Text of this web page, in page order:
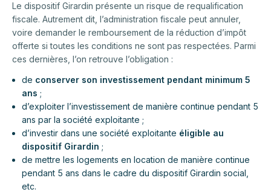
Le dispositif Girardin présente un risque de requalification
fiscale. Autrement dit, l’administration fiscale peut annuler,
voire demander le remboursement de la réduction d’impôt
offerte si toutes les conditions ne sont pas respectées. Parmi
ces dernières, l’on retrouve l’obligation :
de conserver son investissement pendant minimum 5
ans ;
d’exploiter l’investissement de manière continue pendant 5
ans par la société exploitante ;
d’investir dans une société exploitante éligible au
dispositif Girardin ;
de mettre les logements en location de manière continue
pendant 5 ans dans le cadre du dispositif Girardin social,
etc.